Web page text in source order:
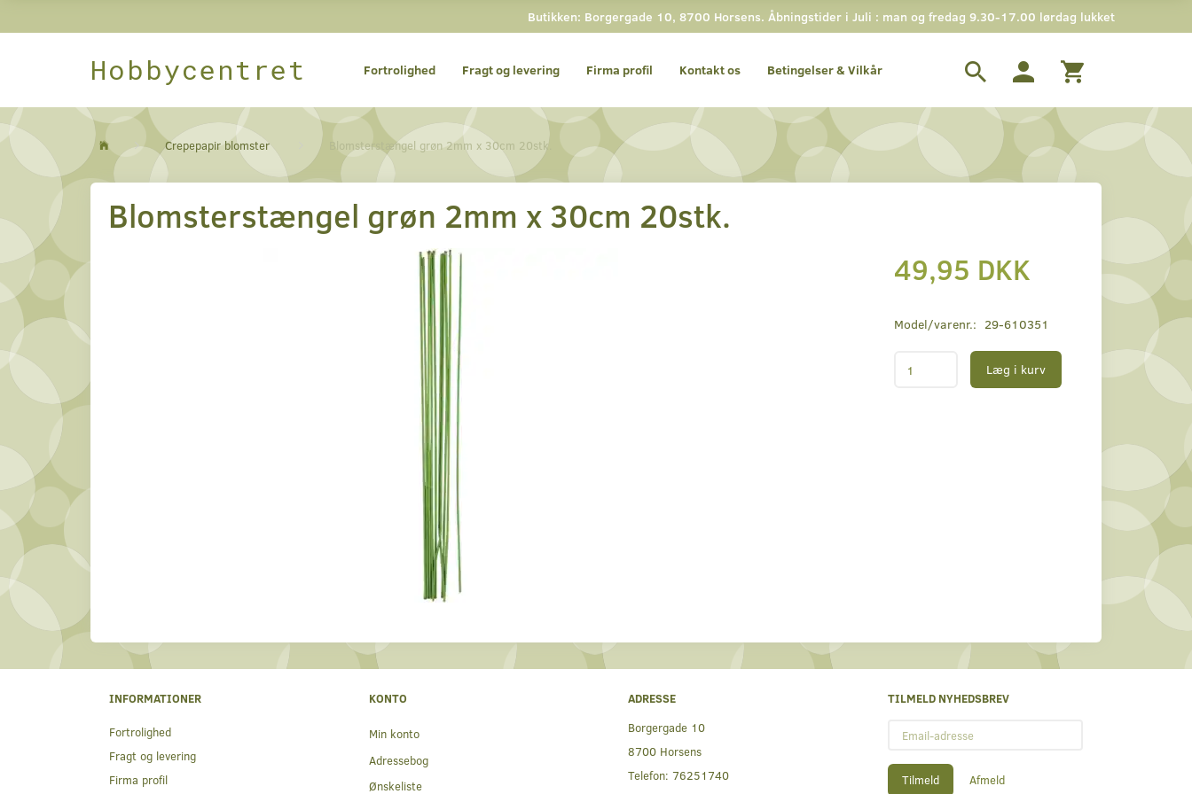
Butikken: Borgergade 10, 8700 Horsens. Åbningstider i Juli : man og fredag 9.30-17.00 lørdag lukket
Hobbycentret Fortrolighed Fragt og levering Firma profil Kontakt os Betingelser & Vilkår
Crepepapir blomster Blomsterstængel grøn 2mm x 30cm 20stk.
Blomsterstængel grøn 2mm x 30cm 20stk.
49,95 DKK
Model/varenr.: 29-610351
Læg i kurv
INFORMATIONER
Fortrolighed
Fragt og levering
Firma profil
KONTO
Min konto
Adressebog
Ønskeliste
ADRESSE
Borgergade 10
8700 Horsens
Telefon: 76251740
TILMELD NYHEDSBREV
adresse
Tilmeld Afmeld